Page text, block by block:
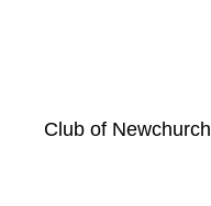
Club of Newchurch